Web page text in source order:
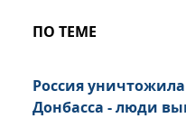
ПО ТЕМЕ
Россия
Донбасса - люди